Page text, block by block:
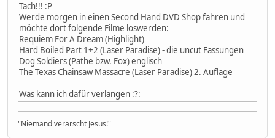
Tach!!! :P
Werde morgen in einen Second Hand DVD Shop fahren und
möchte dort folgende Filme loswerden:
Requiem For A Dream (Highlight)
Hard Boiled Part 1+2 (Laser Paradise) - die uncut Fassungen
Dog Soldiers (Pathe bzw. Fox) englisch
The Texas Chainsaw Massacre (Laser Paradise) 2. Auflage
Was kann ich dafür verlangen :?:
"Niemand verarscht Jesus!"